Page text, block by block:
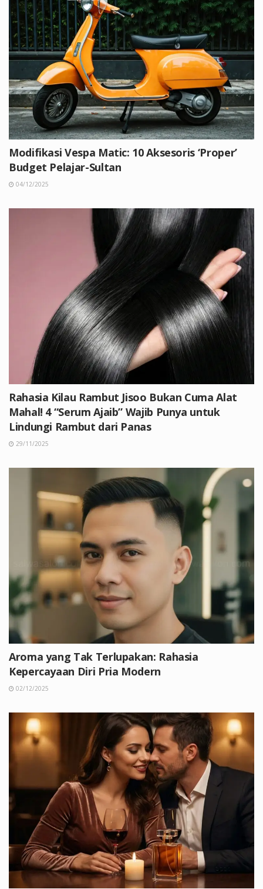
Modifikasi Vespa Matic: 10 Aksesoris ‘Proper’
Budget Pelajar-Sultan
04/12/2025
Rahasia Kilau Rambut Jisoo Bukan Cuma Alat
Mahal! 4 “Serum Ajaib” Wajib Punya untuk
Lindungi Rambut dari Panas
29/11/2025
Aroma yang Tak Terlupakan: Rahasia
Kepercayaan Diri Pria Modern
02/12/2025